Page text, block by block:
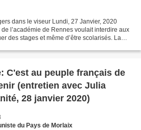
dans le viseur Lundi, 27 Janvier, 2020
l’académie de Rennes voulait interdire aux
des stages et même d’être scolarisés. La
C'est au peuple français de
(entretien avec Julia
28 janvier 2020)
du Pays de Morlaix